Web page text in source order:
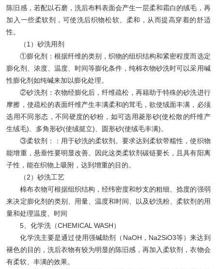
陈旧感，若配以石磨，洗后布料表面会产生一层柔和霜白的绒毛，再
加入一些柔软剂，可使洗后织物松软、柔和，从而提高穿着的舒适
性。
（1）砂洗用剂
①膨化剂：根据纤维的类别，织物的组织结构和紧密程度而选定
膨化剂、浓度、温度、时间等膨化条件，纯棉衣物砂洗时可以采用碱
性膨化剂如纯碱来加以膨化处理。
②砂洗剂：衣物经膨化后，纤维疏松，再籍助于特殊的砂洗进行
摩擦，使疏松的表面纤维产生丰满柔和的茸毛，欲使绒面丰满，必须
选用不同形态，不同硬度的砂粉，如可选用菱形砂(使松散的纤维产
生绒毛)、多角形砂(使绒挺立)、圆形砂(使绒毛丰满)。
③柔软剂：：用于砂洗的柔软剂。要求达到柔软带糯性，使织物
能增重，悬垂性要明显改善。因此这类柔软剂碳链要长，且具有阳离
子性，能在织物上吸附，达到增重的目的。
（2）砂洗工艺
棉布衣物可根据组织结构，经纬密度和纱支的粗细、捻度的强弱
来决定膨化剂的类别、用量、温度和时间、以及砂洗粉、柔软剂的用
量和处理温度、时间
5、化学洗（CHEMICAL WASH）
化学洗主要是通过使用强碱助剂（NaOH，Na2SiO3等）来达到
褪色的目的，洗后衣物有较为明显的陈旧感，再加入柔软剂，衣物会
有柔软、丰满的效果。